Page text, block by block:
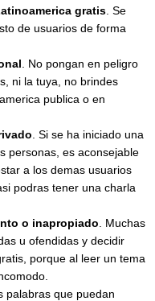
gratis . Se
de usuarios de forma
. No pongan en peligro
ni la tuya, no brindes
publica o en
. Si se ha iniciado una
personas, es aconsejable
a los demas usuarios
podras tener una charla
o inapropiado . Muchas
u ofendidas y decidir
porque al leer un tema
palabras que puedan